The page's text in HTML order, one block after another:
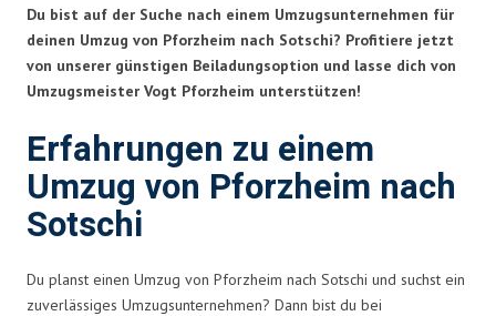
Du bist auf der Suche nach einem Umzugsunternehmen für
deinen Umzug von Pforzheim nach Sotschi? Profitiere jetzt
von unserer günstigen Beiladungsoption und lasse dich von
Umzugsmeister Vogt Pforzheim unterstützen!
Erfahrungen zu einem
Umzug von Pforzheim nach
Sotschi
Du planst einen Umzug von Pforzheim nach Sotschi und suchst ein
zuverlässiges Umzugsunternehmen? Dann bist du bei